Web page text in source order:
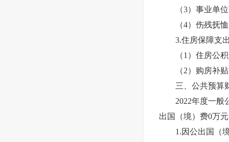
（3）事业单位
（4）伤残抚恤
3.住房保障支出
（1）住房公积
（2）购房补贴
三、公共预算财
2022年度一般公
出国（境）费0万
1.因公出国（境